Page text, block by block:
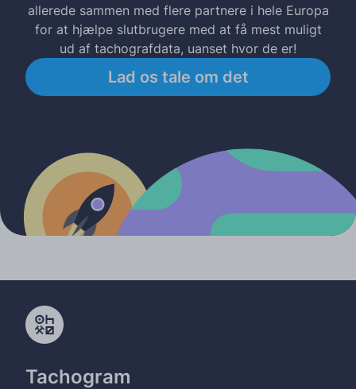
allerede sammen med flere partnere i hele Europa
for at hjælpe slutbrugere med at få mest muligt
ud af tachografdata, uanset hvor de er!
Lad os tale om det
Tachogram